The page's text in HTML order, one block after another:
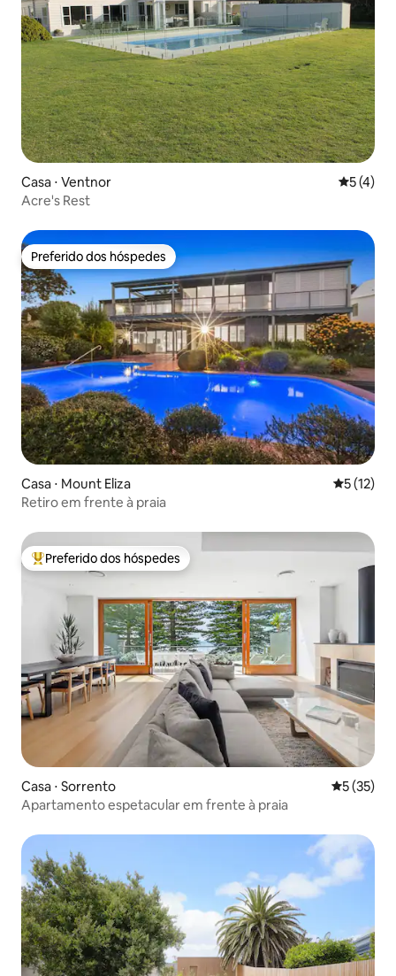
Casa ⋅ Ventnor 5 de
5 (4)
Acre's Rest
Preferido dos hóspedes
Preferido dos hóspedes
Casa ⋅ Mount Eliza 5 de uma
5 (12)
Retiro em frente à praia
Entre os melhores preferidos dos hóspedes
Preferido dos hóspedes
Casa ⋅ Sorrento 5 de uma
5 (35)
Apartamento espetacular em frente à praia